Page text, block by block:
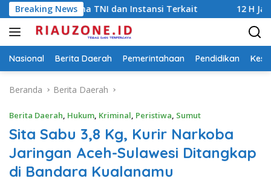
Langsung
ke
konten
Breaking News
TNI dan Instansi Terkait 12 H Jagung Jadi
Nasional Berita Daerah Pemerintahaan Pendidikan
Beranda Berita Daerah
Berita Daerah, Hukum, Kriminal, Peristiwa, Sumut
Sita Sabu 3,8 Kg, Kurir Narkoba
Jaringan Aceh-Sulawesi Ditangkap
di Bandara Kualanamu